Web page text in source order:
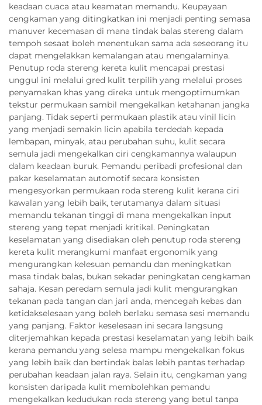
keadaan cuaca atau keamatan memandu. Keupayaan
cengkaman yang ditingkatkan ini menjadi penting semasa
manuver kecemasan di mana tindak balas stereng dalam
tempoh sesaat boleh menentukan sama ada seseorang itu
dapat mengelakkan kemalangan atau mengalaminya.
Penutup roda stereng kereta kulit mencapai prestasi
unggul ini melalui gred kulit terpilih yang melalui proses
penyamakan khas yang direka untuk mengoptimumkan
tekstur permukaan sambil mengekalkan ketahanan jangka
panjang. Tidak seperti permukaan plastik atau vinil licin
yang menjadi semakin licin apabila terdedah kepada
lembapan, minyak, atau perubahan suhu, kulit secara
semula jadi mengekalkan ciri cengkamannya walaupun
dalam keadaan buruk. Pemandu peribadi profesional dan
pakar keselamatan automotif secara konsisten
mengesyorkan permukaan roda stereng kulit kerana ciri
kawalan yang lebih baik, terutamanya dalam situasi
memandu tekanan tinggi di mana mengekalkan input
stereng yang tepat menjadi kritikal. Peningkatan
keselamatan yang disediakan oleh penutup roda stereng
kereta kulit merangkumi manfaat ergonomik yang
mengurangkan kelesuan pemandu dan meningkatkan
masa tindak balas, bukan sekadar peningkatan cengkaman
sahaja. Kesan peredam semula jadi kulit mengurangkan
tekanan pada tangan dan jari anda, mencegah kebas dan
ketidakselesaan yang boleh berlaku semasa sesi memandu
yang panjang. Faktor keselesaan ini secara langsung
diterjemahkan kepada prestasi keselamatan yang lebih baik
kerana pemandu yang selesa mampu mengekalkan fokus
yang lebih baik dan bertindak balas lebih pantas terhadap
perubahan keadaan jalan raya. Selain itu, cengkaman yang
konsisten daripada kulit membolehkan pemandu
mengekalkan kedudukan roda stereng yang betul tanpa